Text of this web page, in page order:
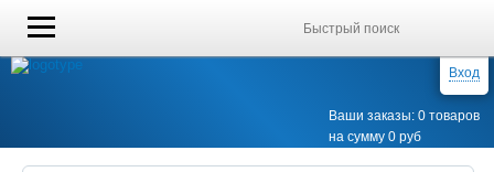
Вход
Ваши заказы: 0 товаров
на сумму 0 руб